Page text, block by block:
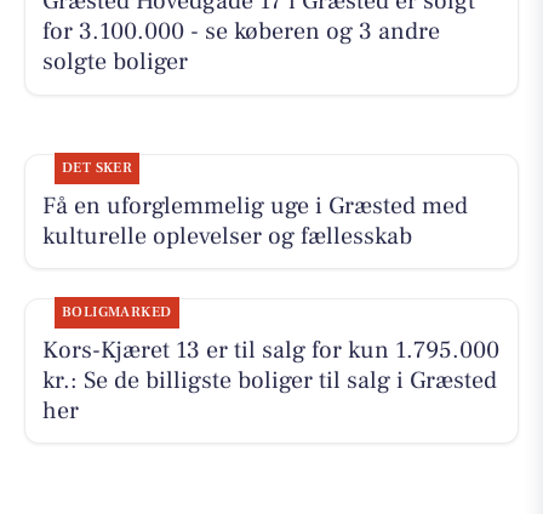
for 3.100.000 - se køberen og 3 andre
solgte boliger
DET SKER
Få en uforglemmelig uge i Græsted med
kulturelle oplevelser og fællesskab
BOLIGMARKED
Kors-Kjæret 13 er til salg for kun 1.795.000
kr.: Se de billigste boliger til salg i Græsted
her